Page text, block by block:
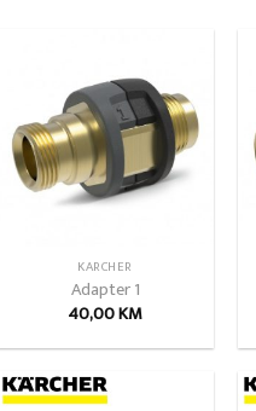
Add to
wishlist
KARCHER
Adapter 1
40,00KM